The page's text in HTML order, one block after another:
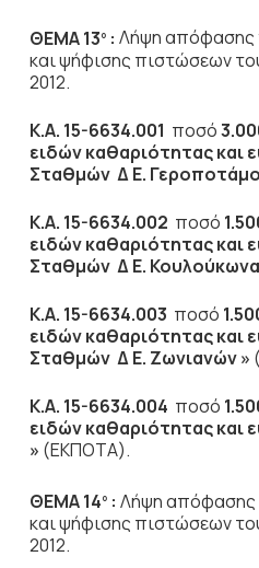
ΘΕΜΑ 13ο: Λήψη απόφασης
και ψήφισης πιστώσεων
2012.
Κ.Α. 15-6634.001 ποσό
ειδών καθαριότητας και
Σταθμών Δ Ε.
Κ.Α. 15-6634.002 ποσό
ειδών καθαριότητας και
Σταθμών Δ Ε.
Κ.Α. 15-6634.003 ποσό
ειδών καθαριότητας και
Σταθμών Δ Ε. Ζωνιανών »
Κ.Α. 15-6634.004 ποσό
ειδών καθαριότητας και
» (ΕΚΠΟΤΑ).
ΘΕΜΑ 14ο: Λήψη απόφασης
και ψήφισης πιστώσεων
2012.